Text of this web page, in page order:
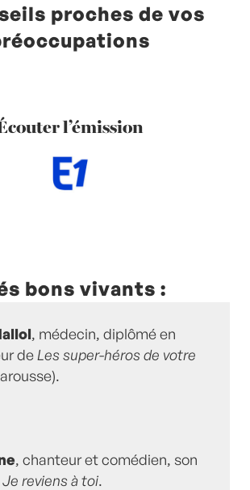
proches de vos
l’émission
bons vivants :
, médecin, diplômé en
de Les super-héros de votre
, chanteur et comédien, son
Je reviens à toi.